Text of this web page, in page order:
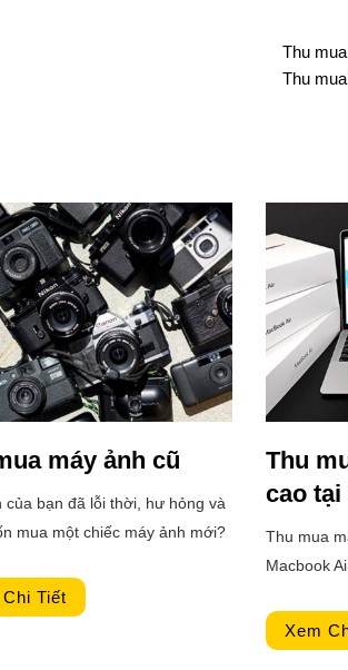
Thu
Thu
máy ảnh cũ
của bạn đã lỗi thời, hư hỏng và
mua một chiếc máy ảnh mới?
dùng đến? Trên thị trường,
có rất nhiều cửa hàng chuyên
Tiết
Thu
cao tại
Thu mua
Macbook
ràng, minh
nhanh
Xem